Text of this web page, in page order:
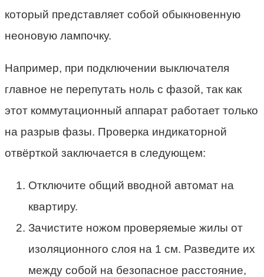
который представляет собой обыкновенную
неоновую лампочку.
Например, при подключении выключателя
главное не перепутать ноль с фазой, так как
этот коммутационный аппарат работает только
на разрыв фазы. Проверка индикаторной
отвёрткой заключается в следующем:
Отключите общий вводной автомат на
квартиру.
Зачистите ножом проверяемые жилы от
изоляционного слоя на 1 см. Разведите их
между собой на безопасное расстояние,